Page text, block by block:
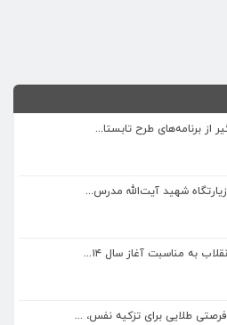
شهید آیت‌الله مدرس...
به مناسبت آغاز سال ۱۴...
طلایی برای تزکیه نفس، ...
آیت‌الله مدرس...
آغاز سال ۱۴...
تزکیه نفس، ...